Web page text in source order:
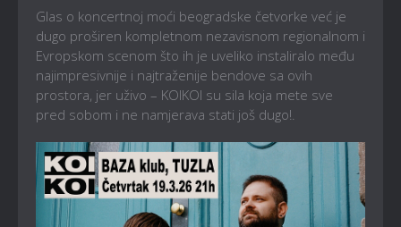
Glas o koncertnoj moći beogradske četvorke već je
dugo proširen kompletnom nezavisnom regionalnom i
Evropskom scenom što ih je uveliko instaliralo među
najimpresivnije i najtraženije bendove sa ovih
prostora, jer uživo – KOIKOI su sila koja mete sve
pred sobom i ne namjerava stati još dugo!.